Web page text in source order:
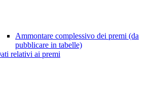
Ammontare complessivo dei premi (da
pubblicare in tabelle)
relativi ai premi